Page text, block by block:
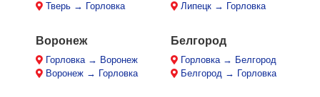
Тверь → Горловка
Липецк → Горловка
Воронеж
Горловка → Воронеж
Воронеж → Горловка
Белгород
Горловка → Белгород
Белгород → Горловка